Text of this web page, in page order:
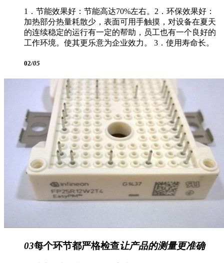
1．节能效果好：节能高达70%左右。2．环保效果好：
加热部分热量耗散少，表面可用手触摸，对设备在夏天
的连续稳定的运行有一定的帮助，员工也有一个良好的
工作环境。使其更乐意为企业效力。 3．使用寿命长。
02/05
03每个环节都严格检查让产品的测量更准确